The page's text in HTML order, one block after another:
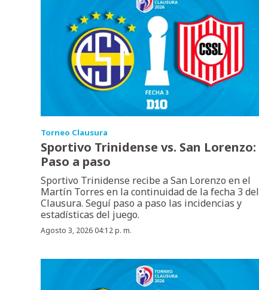
Torneo Clausura
Sportivo Trinidense vs. San Lorenzo:
Paso a paso
Sportivo Trinidense recibe a San Lorenzo en el
Martín Torres en la continuidad de la fecha 3 del
Clausura. Seguí paso a paso las incidencias y
estadísticas del juego.
Agosto 3, 2026 04:12 p. m.